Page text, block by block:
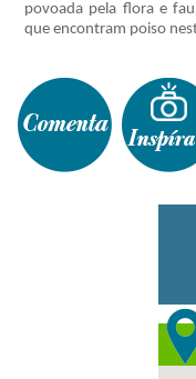
povoada pela flora e
que encontram poiso